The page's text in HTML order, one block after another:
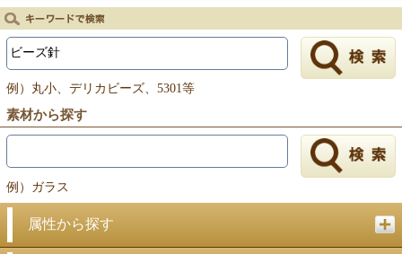
例）丸小、デリカビーズ、5301等
素材から探す
例）ガラス
属性から探す